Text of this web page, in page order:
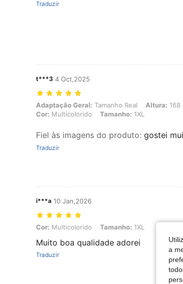
Traduzir
t***3 4 Oct,2025
Adaptação Geral: Tamanho Real, Altura: 168 cm /
Adaptação Geral: Tamanho Real Altura: 168
Cor: Multicolorido Tamanho: 1XL
Fiel às imagens do produto: gostei
Traduzir
i***a 10 Jan,2026
Cor: Multicolorido, Tamanho: 1XL
Cor: Multicolorido Tamanho: 1XL
Muito boa qualidade adorei
Traduzir
a